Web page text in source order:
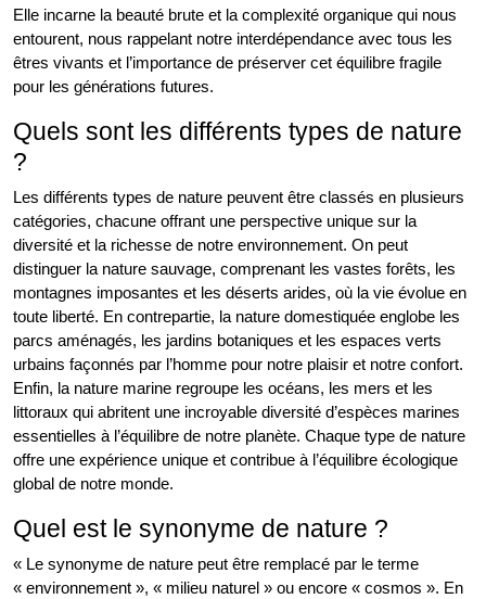
Elle incarne la beauté brute et la complexité organique qui nous
entourent, nous rappelant notre interdépendance avec tous les
êtres vivants et l’importance de préserver cet équilibre fragile
pour les générations futures.
Quels sont les différents types de nature
?
Les différents types de nature peuvent être classés en plusieurs
catégories, chacune offrant une perspective unique sur la
diversité et la richesse de notre environnement. On peut
distinguer la nature sauvage, comprenant les vastes forêts, les
montagnes imposantes et les déserts arides, où la vie évolue en
toute liberté. En contrepartie, la nature domestiquée englobe les
parcs aménagés, les jardins botaniques et les espaces verts
urbains façonnés par l’homme pour notre plaisir et notre confort.
Enfin, la nature marine regroupe les océans, les mers et les
littoraux qui abritent une incroyable diversité d’espèces marines
essentielles à l’équilibre de notre planète. Chaque type de nature
offre une expérience unique et contribue à l’équilibre écologique
global de notre monde.
Quel est le synonyme de nature ?
« Le synonyme de nature peut être remplacé par le terme
« environnement », « milieu naturel » ou encore « cosmos ». En